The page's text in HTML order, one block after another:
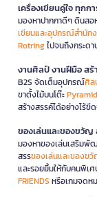
เครื่องเขียนคู่ใจ ทุกก
มองหาปากกาดีๆ ดินส
เขียนและอุปกรณ์สำนัก
Rotringไปจนถึงกระดา
งานศิลป์ งานฝีมือ สร้
B2S จัดเต็มอุปกรณ์ศิล
ขาตั้งไม้บนโต๊ะPyramid
สร้างสรรค์ได้อย่างไร้ขี
ของเล่นและของขวั
มองหาของเล่นเสริมพั
สรรของเล่นและของข
และรอยยิ้มให้กับคนพิเ
FRIENDS หรือเกมจดห